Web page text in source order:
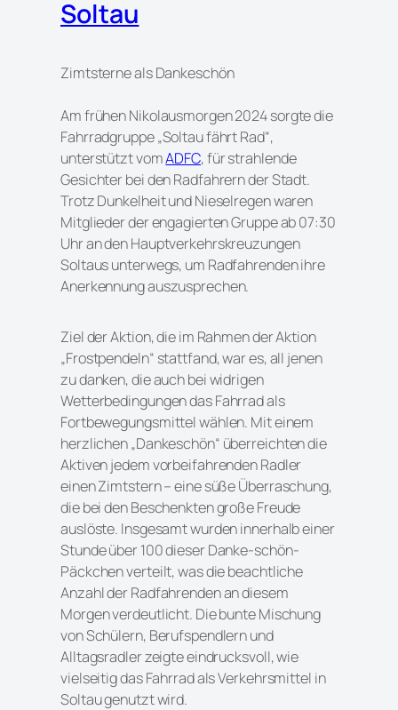
Soltau
Zimtsterne als Dankeschön
Am frühen Nikolausmorgen 2024 sorgte die
Fahrradgruppe „Soltau fährt Rad“,
unterstützt vomADFC, für strahlende
Gesichter bei den Radfahrern der Stadt.
Trotz Dunkelheit und Nieselregen waren
Mitglieder der engagierten Gruppe ab 07:30
Uhr an den Hauptverkehrskreuzungen
Soltaus unterwegs, um Radfahrenden ihre
Anerkennung auszusprechen.
Ziel der Aktion, die im Rahmen der Aktion
„Frostpendeln“ stattfand, war es, all jenen
zu danken, die auch bei widrigen
Wetterbedingungen das Fahrrad als
Fortbewegungsmittel wählen. Mit einem
herzlichen „Dankeschön“ überreichten die
Aktiven jedem vorbeifahrenden Radler
einen Zimtstern – eine süße Überraschung,
die bei den Beschenkten große Freude
auslöste. Insgesamt wurden innerhalb einer
Stunde über 100 dieser Danke-schön-
Päckchen verteilt, was die beachtliche
Anzahl der Radfahrenden an diesem
Morgen verdeutlicht. Die bunte Mischung
von Schülern, Berufspendlern und
Alltagsradler zeigte eindrucksvoll, wie
vielseitig das Fahrrad als Verkehrsmittel in
Soltau genutzt wird.